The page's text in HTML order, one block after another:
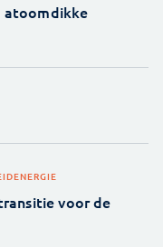
atoomdikke
ENERGIE
voor de